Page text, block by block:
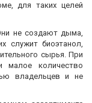
для таких целей
не создают дыма,
служит биоэтанол,
сырья. При
малое количество
владельцев и не